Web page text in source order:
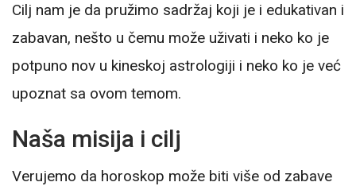
Cilj nam je da pružimo sadržaj koji je i edukativan i
zabavan, nešto u čemu može uživati i neko ko je
potpuno nov u kineskoj astrologiji i neko ko je već
upoznat sa ovom temom.
Naša misija i cilj
Verujemo da horoskop može biti više od zabave